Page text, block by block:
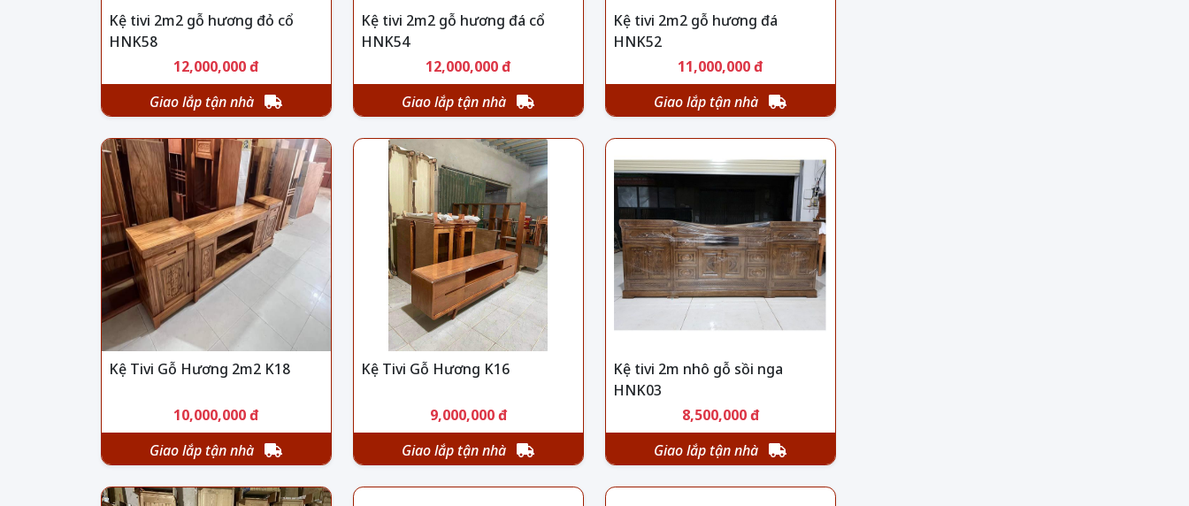
Kệ tivi 2m2 gỗ hương đỏ cổ
HNK58
12,000,000 đ
Giao lắp tận nhà
Kệ tivi 2m2 gỗ hương đá cổ
HNK54
12,000,000 đ
Giao lắp tận nhà
Kệ tivi 2m2 gỗ hương đá
HNK52
11,000,000 đ
Giao lắp tận nhà
Kệ Tivi Gỗ Hương 2m2 K18
10,000,000 đ
Giao lắp tận nhà
Kệ Tivi Gỗ Hương K16
9,000,000 đ
Giao lắp tận nhà
Kệ tivi 2m nhô gỗ sồi nga
HNK03
8,500,000 đ
Giao lắp tận nhà